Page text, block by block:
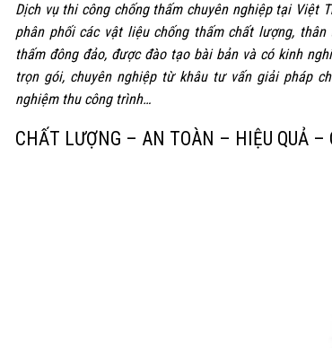
Dịch vụ thi công chống thấm chuyên nghiệp tại Việt
phân phối các vật liệu chống thấm chất lượng,
thấm đông đảo, được đào tạo bài bản và có kinh
trọn gói, chuyên nghiệp từ khâu tư vấn giải pháp
nghiệm thu công trình…
CHẤT LƯỢNG – AN TOÀN – HIỆU QUẢ –